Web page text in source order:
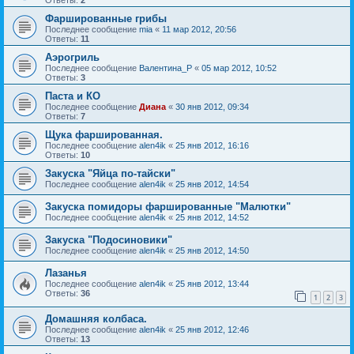
Фаршированные грибы
Последнее сообщение mia « 11 мар 2012, 20:56
Ответы: 11
Аэрогриль
Последнее сообщение Валентина_Р « 05 мар 2012, 10:52
Ответы: 3
Паста и КО
Последнее сообщение Диана « 30 янв 2012, 09:34
Ответы: 7
Щука фаршированная.
Последнее сообщение alen4ik « 25 янв 2012, 16:16
Ответы: 10
Закуска "Яйца по-тайски"
Последнее сообщение alen4ik « 25 янв 2012, 14:54
Закуска помидоры фаршированные "Малютки"
Последнее сообщение alen4ik « 25 янв 2012, 14:52
Закуска "Подосиновики"
Последнее сообщение alen4ik « 25 янв 2012, 14:50
Лазанья
Последнее сообщение alen4ik « 25 янв 2012, 13:44
Ответы: 36 1 2 3
Домашняя колбаса.
Последнее сообщение alen4ik « 25 янв 2012, 12:46
Ответы: 13